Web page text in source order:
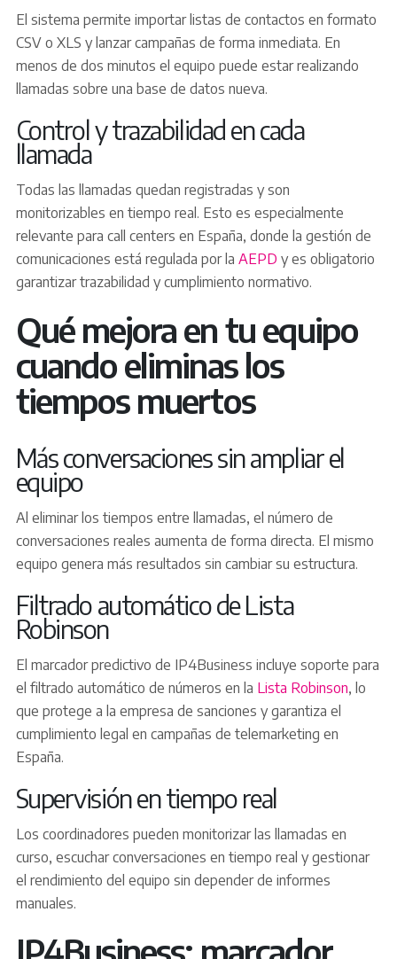
El sistema permite importar listas de contactos en formato
CSV o XLS y lanzar campañas de forma inmediata. En
menos de dos minutos el equipo puede estar realizando
llamadas sobre una base de datos nueva.
Control y trazabilidad en cada
llamada
Todas las llamadas quedan registradas y son
monitorizables en tiempo real. Esto es especialmente
relevante para call centers en España, donde la gestión de
comunicaciones está regulada por la AEPD y es obligatorio
garantizar trazabilidad y cumplimiento normativo.
Qué mejora en tu equipo
cuando eliminas los
tiempos muertos
Más conversaciones sin ampliar el
equipo
Al eliminar los tiempos entre llamadas, el número de
conversaciones reales aumenta de forma directa. El mismo
equipo genera más resultados sin cambiar su estructura.
Filtrado automático de Lista
Robinson
El marcador predictivo de IP4Business incluye soporte para
el filtrado automático de números en la Lista Robinson, lo
que protege a la empresa de sanciones y garantiza el
cumplimiento legal en campañas de telemarketing en
España.
Supervisión en tiempo real
Los coordinadores pueden monitorizar las llamadas en
curso, escuchar conversaciones en tiempo real y gestionar
el rendimiento del equipo sin depender de informes
manuales.
IP4Business: marcador